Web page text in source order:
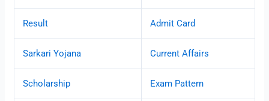
Result Admit Card
Sarkari Yojana Current Affairs
Scholarship Exam Pattern